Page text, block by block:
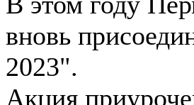
вновь
2023".
Акция